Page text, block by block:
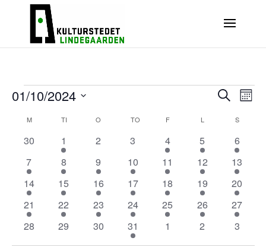
Begivenheder
Søgning
visninger
Søg
01/10/2024
dato.
Kalender
Begivenheder
MMANDAG TI TIRSDAGO TO TORSDAG
FFREDAG L S
0
begivenheder
30
1
begivenhed
1
0
2
0
begivenheder
3
1
begivenhed
4
1
begivenhed
5
2
6
1
begivenhed
7
2
begivenheder
8
1
begivenhed
9
1
begivenhed
10
1
begivenhed
11
1
begivenhed
12
3
13
1
begivenhed
14
1
begivenhed
15
1
begivenhed
16
1
begivenhed
17
1
begivenhed
18
1
begivenhed
19
1
20
1
begivenhed
21
2
begivenheder
22
2
begivenheder
23
1
begivenhed
24
2
begivenheder
25
1
begivenhed
26
1
27
0
28
0
29
0
begivenheder
30
1
begivenhed
31
0
1
0
2
0
3